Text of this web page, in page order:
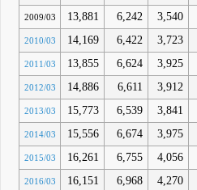
2009/03 13,881 6,242 3,540
2010/03 14,169 6,422 3,723
2011/03 13,855 6,624 3,925
2012/03 14,886 6,611 3,912
2013/03 15,773 6,539 3,841
2014/03 15,556 6,674 3,975
2015/03 16,261 6,755 4,056
2016/03 16,151 6,968 4,270